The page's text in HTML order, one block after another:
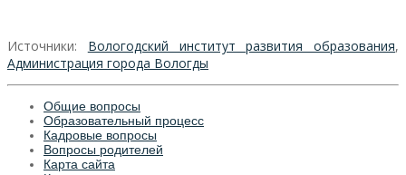
Источники: Вологодский институт развития образования,
Администрация города Вологды
Общие вопросы
Образовательный процесс
Кадровые вопросы
Вопросы родителей
Карта сайта